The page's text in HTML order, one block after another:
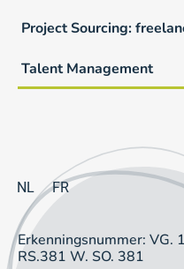
Project Sourcing:
Talent Management
NL FR
Erkenningsnummer:
RS.381 W. SO. 381